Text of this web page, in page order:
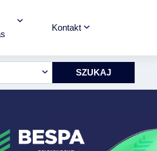
Kontakt